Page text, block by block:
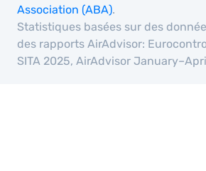
Association (ABA).
Statistiques basées sur des
des rapports AirAdvisor:
SITA 2025, AirAdvisor